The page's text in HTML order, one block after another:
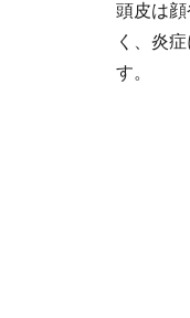
頭皮は
く、炎
す。